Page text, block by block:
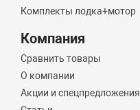
Комплекты лодка+мотор
Компания
Сравнить товары
О компании
Акции и спецпредложения